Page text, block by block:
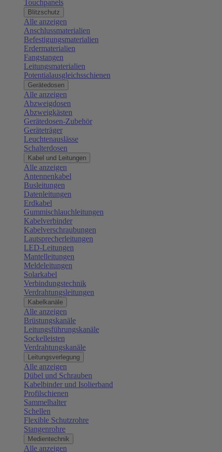
Touchpanels
Blitzschutz
Alle anzeigen
Anschlussmaterialien
Befestigungsmaterialien
Erdermaterialien
Fangstangen
Leitungsmaterialien
Potentialausgleichsschienen
Gerätedosen
Alle anzeigen
Abzweigdosen
Abzweigkästen
Gerätedosen-Zubehör
Geräteträger
Leuchtenauslässe
Schalterdosen
Kabel und Leitungen
Alle anzeigen
Antennenkabel
Busleitungen
Datenleitungen
Erdkabel
Gummischlauchleitungen
Kabelverbinder
Kabelverschraubungen
Lautsprecherleitungen
LED-Leitungen
Mantelleitungen
Meldeleitungen
Solarkabel
Verbindungstechnik
Verdrahtungsleitungen
Kabelkanäle
Alle anzeigen
Brüstungskanäle
Leitungsführungskanäle
Sockelleisten
Verdrahtungskanäle
Leitungsverlegung
Alle anzeigen
Dübel und Schrauben
Kabelbinder und Isolierband
Profilschienen
Sammelhalter
Schellen
Flexible Schutzrohre
Stangenrohre
Medientechnik
Alle anzeigen